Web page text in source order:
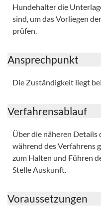
Hundehalter die
sind, um das Vorliegen
prüfen.
Ansprechpunkt
Die Zuständigkeit liegt
Verfahrensablauf
Über die näheren Details
während des Verfahrens
zum Halten und Führen
Stelle Auskunft.
Voraussetzungen